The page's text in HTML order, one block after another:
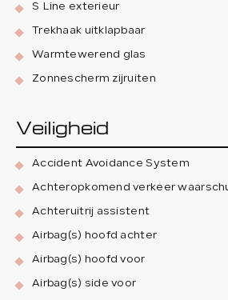
S Line exterieur
Trekhaak uitklapbaar
Warmtewerend glas
Zonnescherm zijruiten
Veiligheid
Accident Avoidance System
Achteropkomend verkeer
Achteruitrij assistent
Airbag(s) hoofd achter
Airbag(s) hoofd voor
Airbag(s) side voor